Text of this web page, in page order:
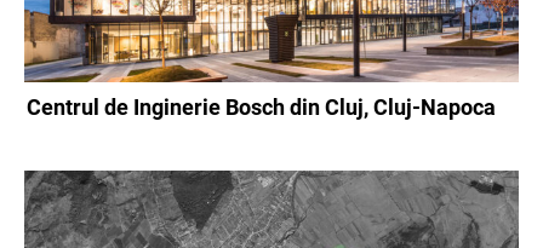
Centrul de Inginerie Bosch din Cluj, Cluj-Napoca